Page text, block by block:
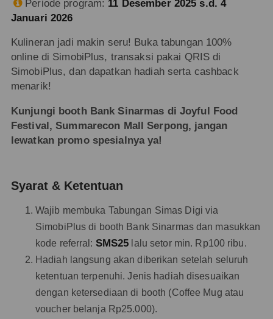
 Periode program: 11 Desember 2025 s.d. 4
Januari 2026
Kulineran jadi makin seru! Buka tabungan 100%
online di SimobiPlus, transaksi pakai QRIS di
SimobiPlus, dan dapatkan hadiah serta cashback
menarik!
Kunjungi booth Bank Sinarmas di Joyful Food
Festival, Summarecon Mall Serpong, jangan
lewatkan promo spesialnya ya!
Syarat & Ketentuan
Wajib membuka Tabungan Simas Digi via
SimobiPlus di booth Bank Sinarmas dan masukkan
kode referral: SMS25 lalu setor min. Rp100 ribu.
Hadiah langsung akan diberikan setelah seluruh
ketentuan terpenuhi. Jenis hadiah disesuaikan
dengan ketersediaan di booth (Coffee Mug atau
voucher belanja Rp25.000).